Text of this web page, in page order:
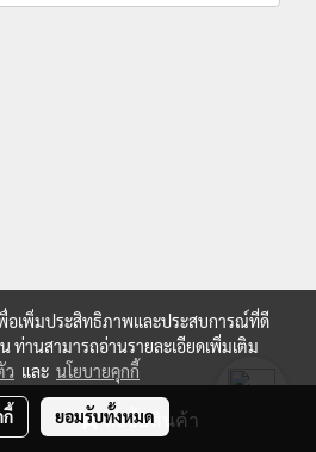
สั่งซื้อสินค้า
พื่อเพิ่มประสิทธิภาพและประสบการณ์ที่ดี
ท่านสามารถอ่านรายละเอียดเพิ่มเติม
ว และ นโยบายคุกกี้
ยอมรับทั้งหมด